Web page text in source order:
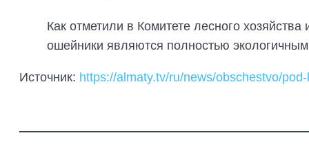
Как отметили в Комитете лесного
ошейники являются полностью
Источник: https://almaty.tv/ru/news/obschestvo/